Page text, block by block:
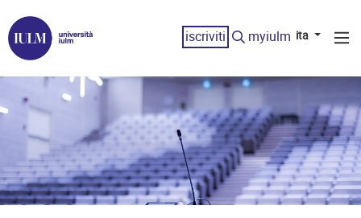
iscriviti myiulm ita